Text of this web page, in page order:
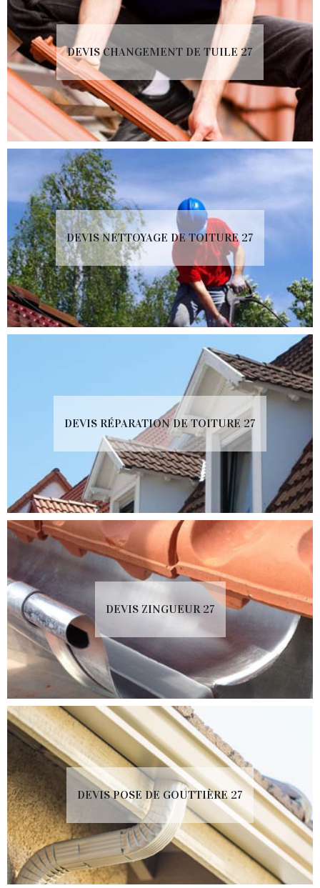
DEVIS CHANGEMENT DE TUILE 27
DEVIS NETTOYAGE DE TOITURE 27
DEVIS RÉPARATION DE TOITURE 27
DEVIS ZINGUEUR 27
DEVIS POSE DE GOUTTIÈRE 27